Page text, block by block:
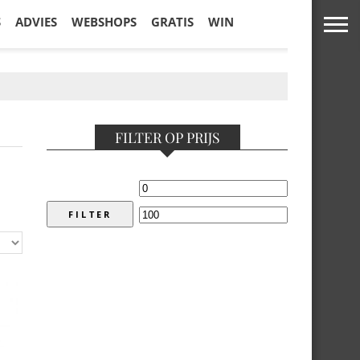
ADVIES WEBSHOPS GRATIS WIN
FILTER OP PRIJS
FILTER